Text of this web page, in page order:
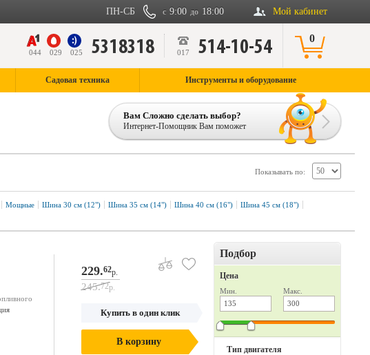
Мой кабинет
с 9:00 до 18:00
ПН-СБ
044 029 025 5318318 017 514-10-54 0
Садовая техника Инструменты и оборудование
Вам Сложно сделать выбор?
Интернет-Помощник Вам поможет
Показывать по:
Мощные Шина 30 см (12") Шина 35 см (14") Шина 40 см (16")
Шина 45 см (18")
229.62р.
245.72р.
Купить в один клик
В корзину
Подбор
Цена
Мин. Макс.
Тип двигателя